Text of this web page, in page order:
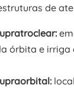
de
órbita e irriga